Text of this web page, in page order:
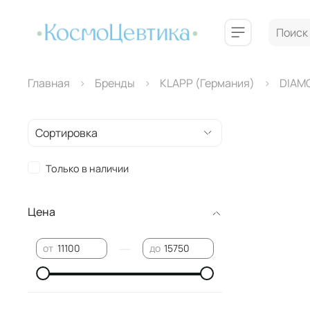
Главная Бренды КLAPP (Германия)
Только в наличии
Цена
от до